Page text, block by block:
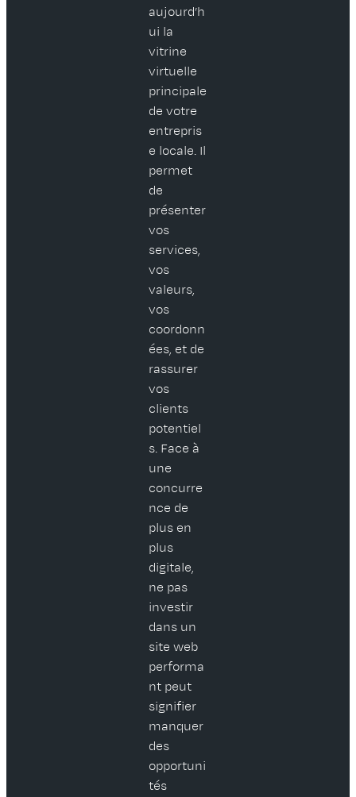
aujourd’h
ui la
vitrine
virtuelle
principale
de votre
entrepris
e locale. Il
permet
de
présenter
vos
services,
vos
valeurs,
vos
coordonn
ées, et de
rassurer
vos
clients
potentiel
s. Face à
une
concurre
nce de
plus en
plus
digitale,
ne pas
investir
dans un
site web
performa
nt peut
signifier
manquer
des
opportuni
tés